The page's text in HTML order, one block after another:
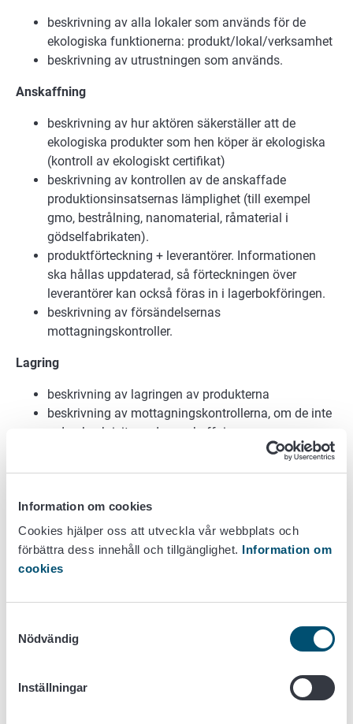
Information om cookies
Cookies hjälper oss att utveckla vår webbplats och
förbättra dess innehåll och tillgänglighet. Information om
cookies
Nödvändig
Inställningar
beskrivning av alla lokaler som används för de
ekologiska funktionerna: produkt/lokal/verksamhet
beskrivning av utrustningen som används.
Anskaffning
beskrivning av hur aktören säkerställer att de
ekologiska produkter som hen köper är ekologiska
(kontroll av ekologiskt certifikat)
beskrivning av kontrollen av de anskaffade
produktionsinsatsernas lämplighet (till exempel
gmo, bestrålning, nanomaterial, råmaterial i
gödselfabrikaten).
produktförteckning + leverantörer. Informationen
ska hållas uppdaterad, så förteckningen över
leverantörer kan också föras in i lagerbokföringen.
beskrivning av försändelsernas
mottagningskontroller.
Lagring
beskrivning av lagringen av produkterna
beskrivning av mottagningskontrollerna, om de inte
redan beskrivits under anskaffning
transport och sändning av produkter.
Spårbarhet, det vill säga identifiering av produktpartier
beskrivning av produktens produktionskedja så att
du kan spåra alla delar av/råvaror i produkten för
förökningsmaterial.